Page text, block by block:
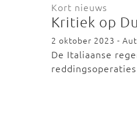
Kort nieuws
Kritiek op
2 oktober 2023 -
De Italiaanse